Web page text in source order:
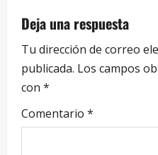
Deja una respuesta
Tu dirección de correo
publicada. Los campos
con *
Comentario *